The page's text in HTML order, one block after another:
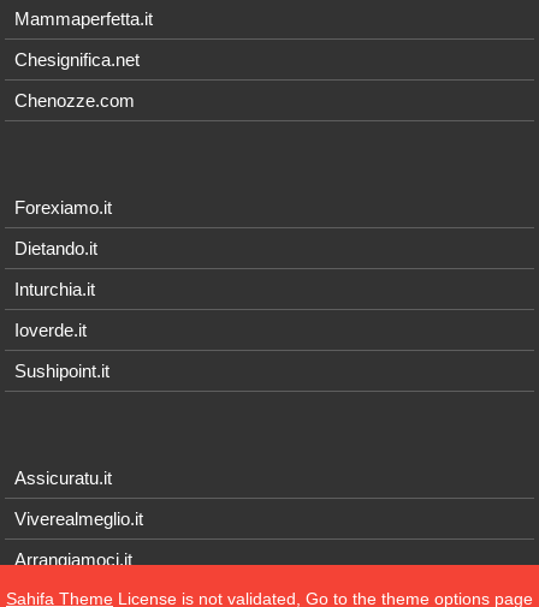
Mammaperfetta.it
Chesignifica.net
Chenozze.com
Forexiamo.it
Dietando.it
Inturchia.it
Ioverde.it
Sushipoint.it
Assicuratu.it
Viverealmeglio.it
Arrangiamoci.it
Tecnichef.it
Sahifa Theme License is not validated, Go to the theme options page